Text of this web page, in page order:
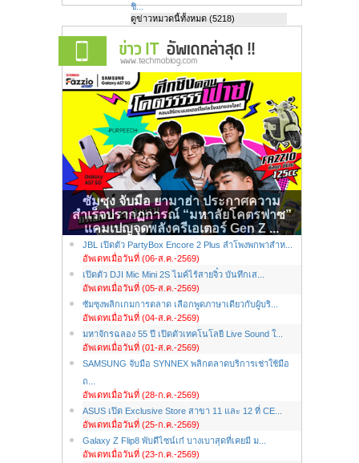
ชิ...
ดูข่าวหมวดนี้ทั้งหมด (5218)
ซัมซุง จับมือ ยามาฮ่า ประกาศความ
สำเร็จปรากฏการณ์ “มหาลัยโคตรฟาซ”
แคมเปญจุดพลังครีเอเตอร์ Gen Z ...
JBL เปิดตัว PartyBox Encore 2 Plus ลำโพงพกพาสำห...
อัพเดทเมื่อวันที่ (06-ส.ค.-2569)
เปิดตัว DJI Mic Mini 2S ไมค์ไร้สายจิ๋ว บันทึกเส...
อัพเดทเมื่อวันที่ (05-ส.ค.-2569)
ซัมซุงพลิกเกมการตลาด เลือกพูดภาษาเดียวกับผู้บริ...
อัพเดทเมื่อวันที่ (04-ส.ค.-2569)
มหาจักรฉลอง 55 ปี เปิดตัวเทคโนโลยี Live Sound ใ...
อัพเดทเมื่อวันที่ (01-ส.ค.-2569)
SAMSUNG จับมือ SYNNEX พลิกตลาดบริการเช่าใช้มือ
ถ...
อัพเดทเมื่อวันที่ (28-ก.ค.-2569)
ASUS เปิด Exclusive Store สาขา 11 และ 12 ที่ CE...
อัพเดทเมื่อวันที่ (25-ก.ค.-2569)
Galaxy Z Flip8 พับดีไซน์เก๋ บางเบาสุดที่เคยมี ม...
อัพเดทเมื่อวันที่ (23-ก.ค.-2569)